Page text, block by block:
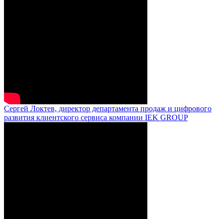
Сергей Локтев, директор департамента продаж и цифрового
развития клиентского сервиса компании IEK GROUP